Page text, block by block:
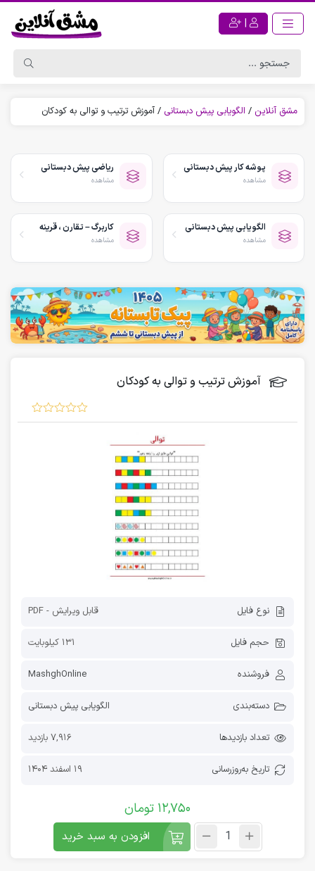
|
مشق آنلاین / الگویابی پیش دبستانی / آموزش ترتیب و توالی به کودکان
پوشه کار پیش دبستانی
مشاهده
ریاضی پیش دبستانی
مشاهده
الگویابی پیش دبستانی
مشاهده
کاربرگ – تقارن ، قرینه
مشاهده
آموزش ترتیب و توالی به کودکان
نوع فایل قابل ویرایش - PDF
حجم فایل 131 کیلوبایت
فروشنده MashghOnline
دسته‌بندی الگویابی پیش دبستانی
تعداد بازدیدها 7,916 بازدید
تاریخ به‌روز‌رسانی 19 اسفند 1404
12,750 تومان
افزودن به سبد خرید